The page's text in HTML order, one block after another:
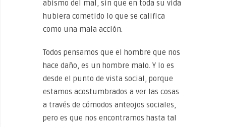
abismo del mal, sin que en toda su vida
hubiera cometido lo que se califica
como una mala acción.
Todos pensamos que el hombre que nos
hace daño, es un hombre malo. Y lo es
desde el punto de vista social, porque
estamos acostumbrados a ver las cosas
a través de cómodos anteojos sociales,
pero es que nos encontramos hasta tal